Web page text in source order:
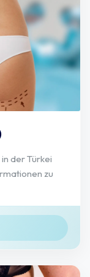
der Türkei
zu